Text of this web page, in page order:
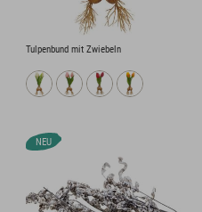
Tulpenbund mit Zwiebeln
NEU